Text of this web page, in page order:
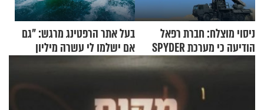
ניסוי מוצלח: חברת רפאל
הודיעה כי מערכת SPYDER
בעל אתר הרפטינג מרגש: "גם
אם ישלמו לי עשרה מיליון
שקלים - לא אפתח בשבת"